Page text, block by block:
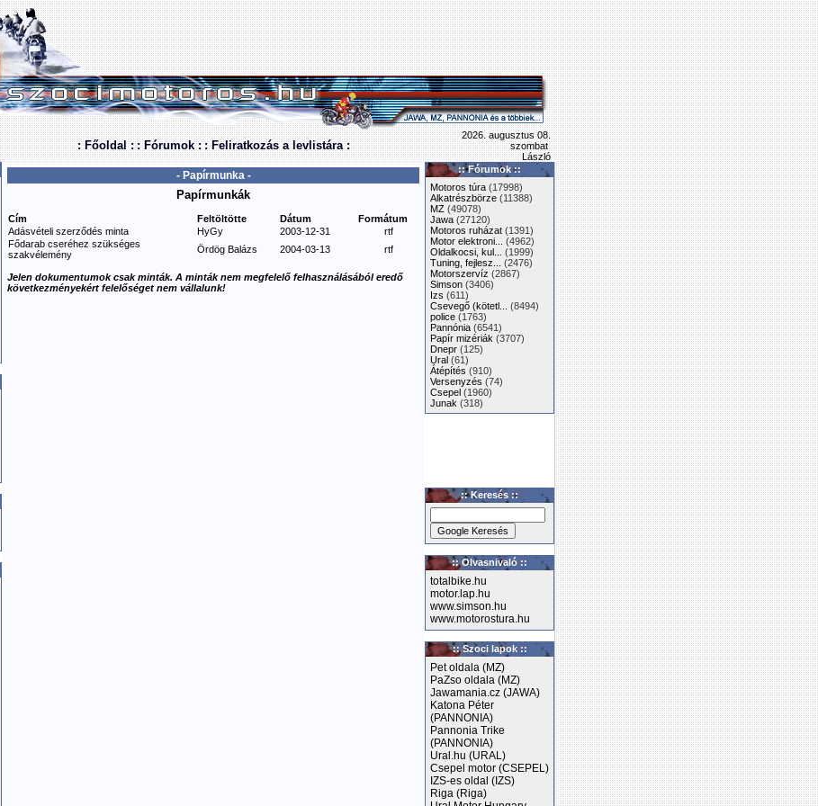
: Főoldal : : Fórumok : : Feliratkozás a levlistára :
2026. augusztus 08.
szombat
László
- Papírmunka -
Papírmunkák
Cím Feltöltötte Dátum
Formátum
Adásvételi szerződés minta
HyGy 2003-12-31
rtf
Fődarab cseréhez szükséges
szakvélemény
Ördög Balázs 2004-03-13 rtf
Jelen dokumentumok csak minták. A minták nem megfelelő felhasználásából eredő
következményekért felelőséget nem vállalunk!
:: Fórumok ::
Motoros túra (17998)
Alkatrészbörze (11388)
MZ (49078)
Jawa (27120)
Motoros ruházat (1391)
Motor elektroni...
(4962)
Oldalkocsi, kul...
(1999)
Tuning, fejlesz...
(2476)
Motorszervíz (2867)
Simson (3406)
Izs (611)
Csevegő (kötetl...
(8494)
police (1763)
Pannónia (6541)
Papír mizériák (3707)
Dnepr (125)
Ural (61)
Átépítés (910)
Versenyzés (74)
Csepel (1960)
Junak (318)
:: Keresés ::
:: Olvasnivaló ::
totalbike.hu
motor.lap.hu
www.simson.hu
www.motorostura.hu
:: Szoci lapok ::
Pet oldala (MZ)
PaZso oldala (MZ)
Jawamania.cz (JAWA)
Katona Péter
(PANNONIA)
Pannonia Trike
(PANNONIA)
Ural.hu (URAL)
Csepel motor (CSEPEL)
IZS-es oldal (IZS)
Riga (Riga)